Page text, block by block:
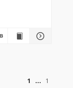
1
1